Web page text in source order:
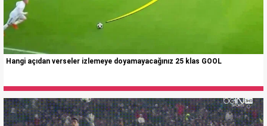
Hangi açıdan verseler izlemeye doyamayacağınız 25 klas GOOL